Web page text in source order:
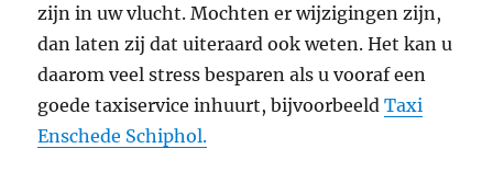
zijn in uw vlucht. Mochten er wijzigingen zijn,
dan laten zij dat uiteraard ook weten. Het kan u
daarom veel stress besparen als u vooraf een
goede taxiservice inhuurt, bijvoorbeeldTaxi
Enschede Schiphol.